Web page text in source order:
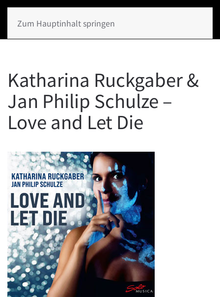
Zum Hauptinhalt springen
Katharina Ruckgaber &
Jan Philip Schulze –
Love and Let Die